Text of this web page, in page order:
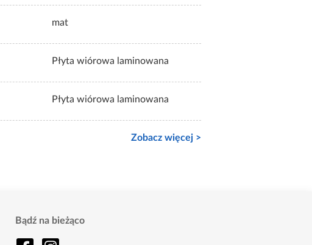
mat
Płyta wiórowa laminowana
Płyta wiórowa laminowana
Zobacz więcej >
Bądź na bieżąco